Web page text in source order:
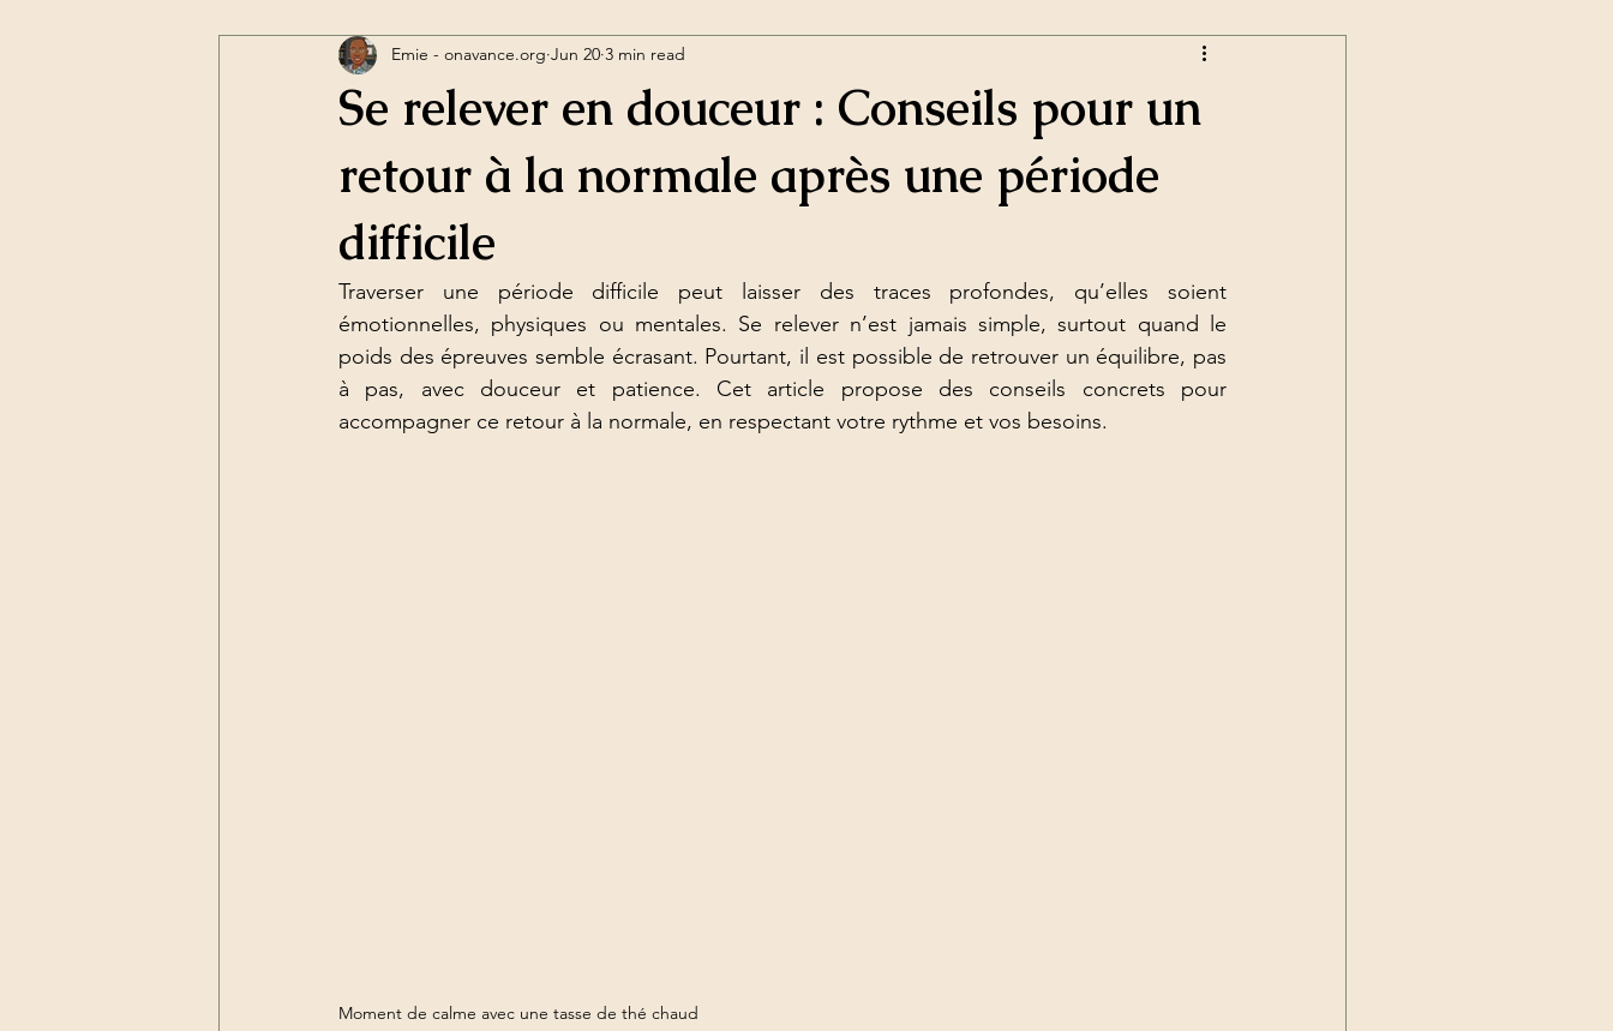
Se relever en douceur : Conseils pour un
retour à la normale après une période
difficile
Emie - onavance.org Jun 20 3 min read
Traverser une période difficile peut laisser des traces profondes, qu’elles soient
émotionnelles, physiques ou mentales. Se relever n’est jamais simple, surtout quand le
poids des épreuves semble écrasant. Pourtant, il est possible de retrouver un équilibre, pas
à pas, avec douceur et patience. Cet article propose des conseils concrets pour
accompagner ce retour à la normale, en respectant votre rythme et vos besoins.
Moment de calme avec une tasse de thé chaud